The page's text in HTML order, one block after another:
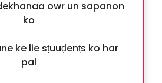
owr un sapanon
ko
ke lie sṭuuḍenṭs ko har
pal